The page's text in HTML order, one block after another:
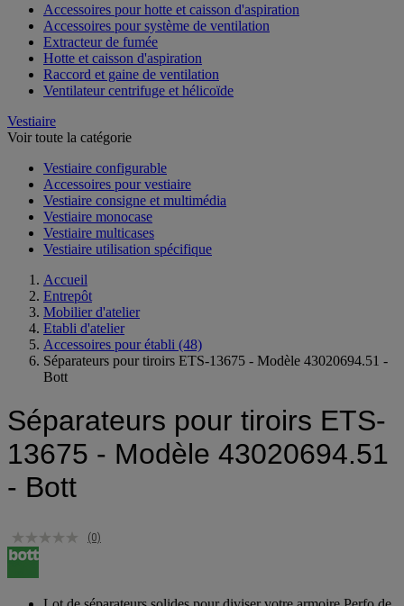
Accessoires pour hotte et caisson d'aspiration
Accessoires pour système de ventilation
Extracteur de fumée
Hotte et caisson d'aspiration
Raccord et gaine de ventilation
Ventilateur centrifuge et hélicoïde
Vestiaire
Voir toute la catégorie
Vestiaire configurable
Accessoires pour vestiaire
Vestiaire consigne et multimédia
Vestiaire monocase
Vestiaire multicases
Vestiaire utilisation spécifique
Accueil
Entrepôt
Mobilier d'atelier
Etabli d'atelier
Accessoires pour établi (48)
Séparateurs pour tiroirs ETS-13675 - Modèle 43020694.51 -
Bott
Séparateurs pour tiroirs ETS-
13675 - Modèle 43020694.51
- Bott
(0)